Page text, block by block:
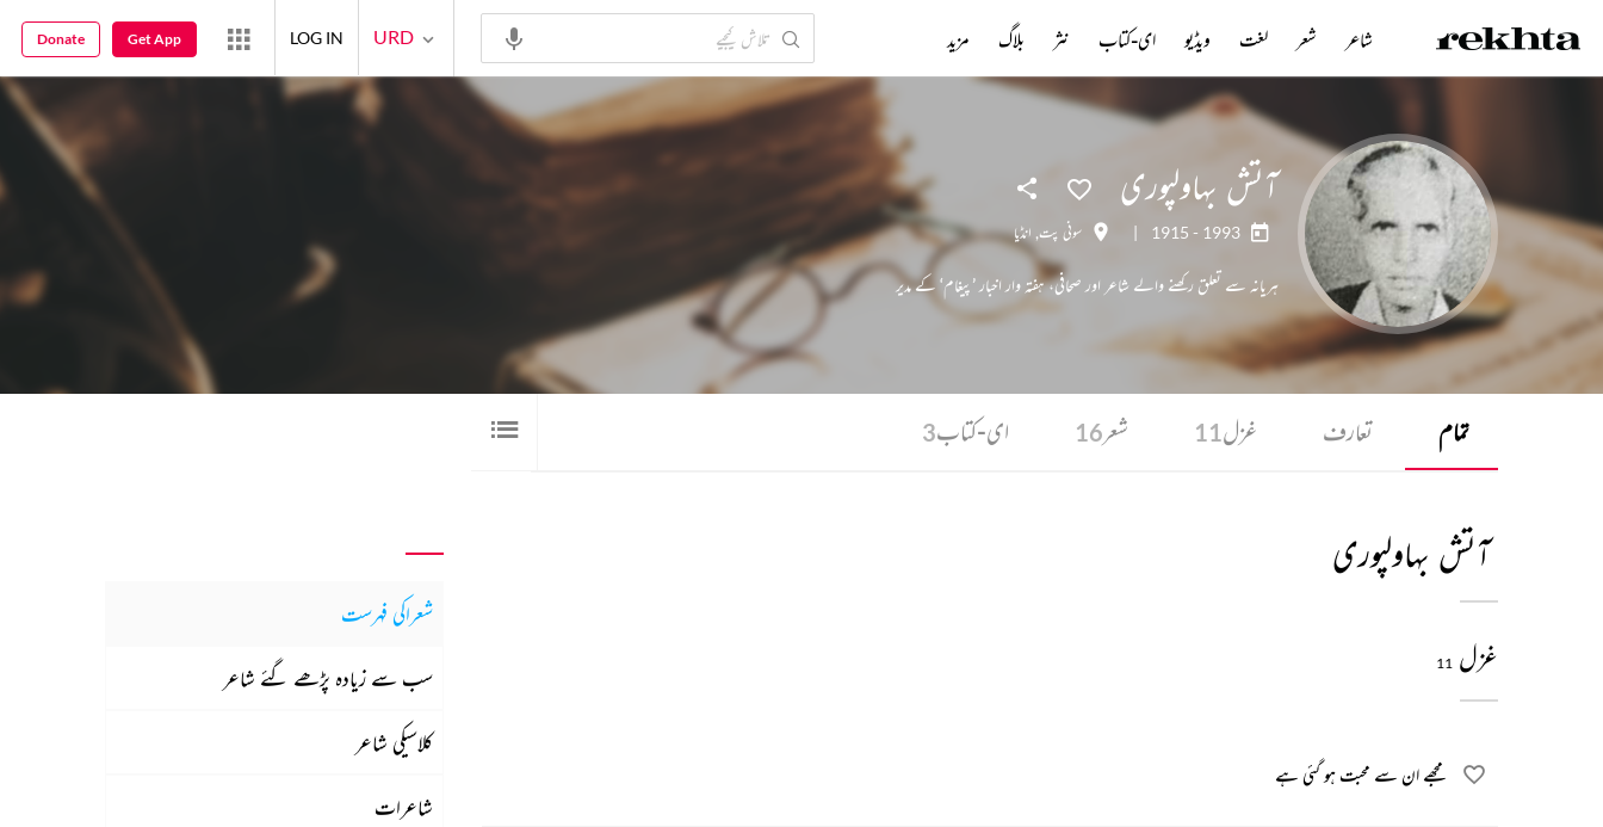
آتش بہاولپوری
1915 - 1993
| سونی پت, انڈیا
ہریانہ سے تعلق رکھنے والے شاعر اور صحافی، ہفتہ وار اخبار ’پیغام‘ کے مدیر
تمام تعارف غزل11 شعر16 ای-کتاب3
آتش بہاولپوری
غزل 11
مجھے ان سے محبت ہو گئی ہے
شعراکی فہرست
سب سے زیادہ پڑھے گئے شاعر
کلاسیکی شاعر
شاعرات
شاعر شعر لغت ویڈیو ای-کتاب نثر بلاگ مزید URD
LOG IN
Get App
Donate